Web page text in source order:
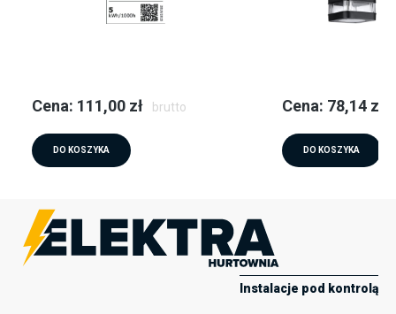
Cena: 111,00 zł brutto
DO KOSZYKA
Cena: 78,14 zł
DO KOSZYKA
Instalacje pod kontrolą